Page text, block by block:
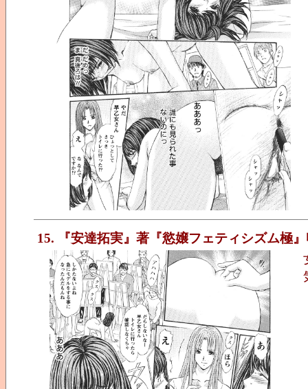
15. 『安達拓実』著『慾嬢フェティシズム極